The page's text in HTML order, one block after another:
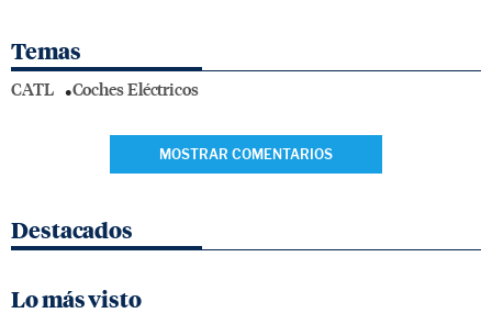
Temas
CATL Coches Eléctricos
MOSTRAR COMENTARIOS
Destacados
Lo más visto